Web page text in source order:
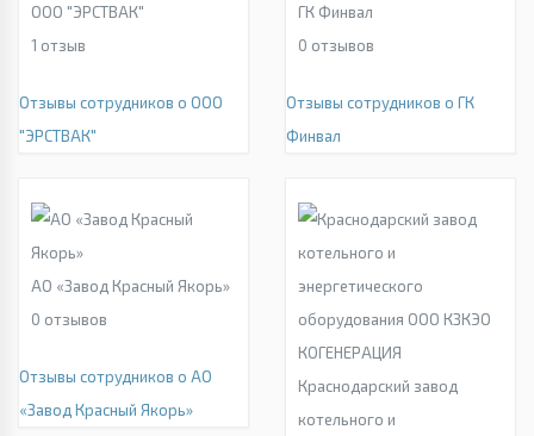
ООО "ЭРСТВАК"
1 отзыв
Отзывы сотрудников о ООО
"ЭРСТВАК"
ГК Финвал
0 отзывов
Отзывы сотрудников о ГК
Финвал
АО «Завод Красный Якорь»
0 отзывов
Отзывы сотрудников о АО
«Завод Красный Якорь»
Краснодарский завод
котельного и